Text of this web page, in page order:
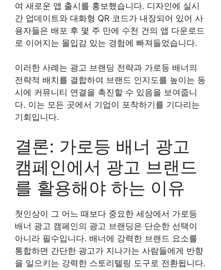
여 새로운 앱 출시를 홍보했습니다. 디자인에 실시
간 업데이트와 대화형 QR 코드가 내장되어 있어 사
용자들은 배포 후 몇 주 만에 수천 건의 앱 다운로드
로 이어지는 몰입감 있는 경험에 빠져들었습니다.
이러한 사례는 광고 브랜딩 전략과 가로등 배너의
전략적 배치를 결합하여 브랜드 인지도를 높이는 동
시에 커뮤니티 연결을 촉진할 수 있음을 보여줍니
다. 이는 모든 곳에서 기업이 포착하기를 기다리는
기회입니다.
결론: 가로등 배너 광고
캠페인에서 광고 브랜드
를 활용해야 하는 이유
첫인상이 그 어느 때보다 중요한 세상에서 가로등
배너 광고 캠페인의 광고 브랜딩은 단순한 선택이
아니라 필수입니다. 배너에 강력한 브랜드 요소를
통합하면 간단한 광고가 지나가는 사람들에게 반향
을 일으키는 강력한 스토리텔링 도구로 전환됩니다.